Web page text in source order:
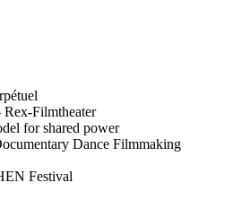
Filmtheater
for shared power
Dance Filmmaking
Festival